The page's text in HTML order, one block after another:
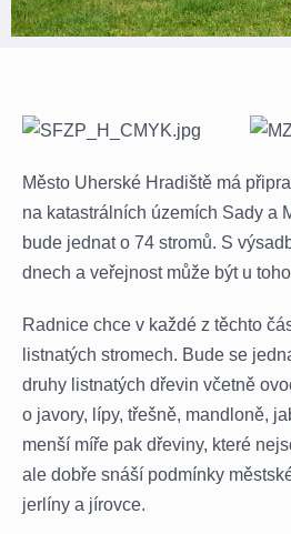
Město Uherské Hradiště má
na katastrálních územích Sady a
bude jednat o 74 stromů. S
dnech a veřejnost může být u
Radnice chce v každé z těchto
listnatých stromech. Bude se
druhy listnatých dřevin včetně
o javory, lípy, třešně, mandloně,
menší míře pak dřeviny, které
ale dobře snáší podmínky
jerlíny a jírovce.